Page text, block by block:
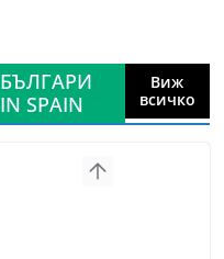
БЪЛГАРИ
IN SPAIN
Виж
всичко